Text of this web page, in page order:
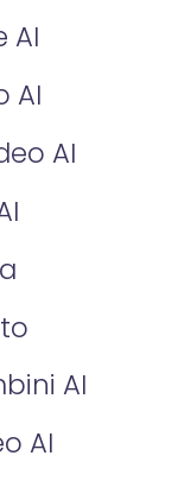
AI
AI
AI
AI
AI